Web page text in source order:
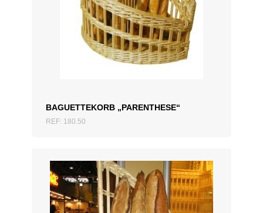
BAGUETTEKORB „PARENTHESE“
REF: 180.50
ZUM ANGEBOT HINZUFÜGEN